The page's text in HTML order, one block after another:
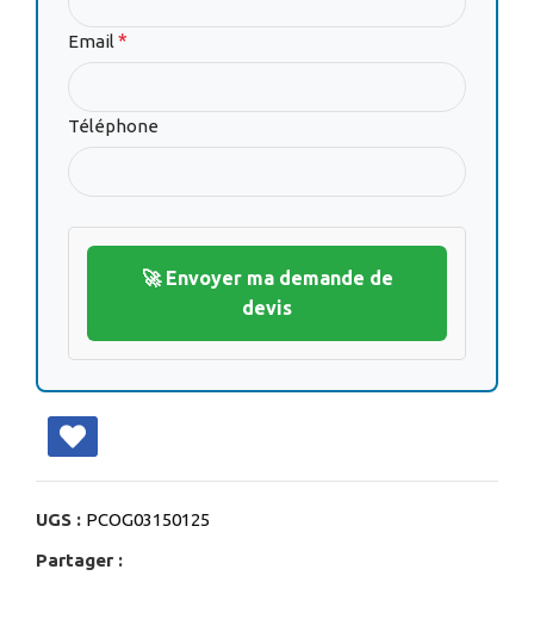
Email *
Téléphone
🚀 Envoyer ma demande de
devis
UGS : PCOG03150125
Partager :